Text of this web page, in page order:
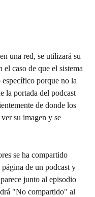
una red, se utilizará su
caso de que el sistema
porque no la
la portada del podcast
de donde los
su imagen y se
se ha compartido
de un podcast y
junto al episodio
"No compartido" al